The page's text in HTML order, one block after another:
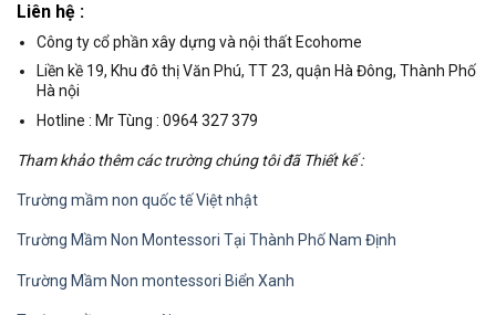
Liên hệ :
Công ty cổ phần xây dựng và nội thất Ecohome
Liền kề 19, Khu đô thị Văn Phú, TT 23, quận Hà Đông, Thành Phố
Hà nội
Hotline : Mr Tùng : 0964 327 379
Tham khảo thêm các trường chúng tôi đã Thiết kế :
Trường mầm non quốc tế Việt nhật
Trường Mầm Non Montessori Tại Thành Phố Nam Định
Trường Mầm Non montessori Biển Xanh